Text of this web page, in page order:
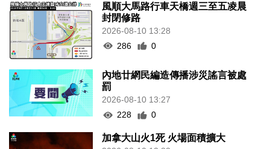
風順大馬路行車天橋週三至五凌晨
封閉修路
2026-08-10 13:28
286
0
內地廿網民編造傳播涉災謠言被處
罰
2026-08-10 13:27
228
0
加拿大山火1死 火場面積擴大